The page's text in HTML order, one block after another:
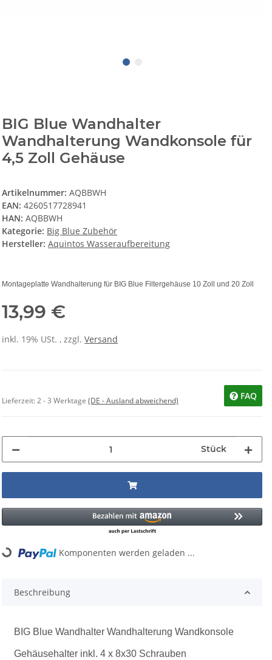
BIG Blue Wandhalter
Wandhalterung Wandkonsole für
4,5 Zoll Gehäuse
Artikelnummer:AQBBWH
EAN: 4260517728941
HAN: AQBBWH
Kategorie: Big Blue Zubehör
Hersteller: Aquintos Wasseraufbereitung
Montageplatte Wandhalterung für BIG Blue Filtergehäuse 10 Zoll und 20 Zoll
13,99 €
inkl. 19% USt. , zzgl.Versand
Lieferzeit:2 - 3 Werktage(DE - Ausland abweichend) FAQ
Stück
Loading... Komponenten werden geladen ...
Beschreibung
BIG Blue Wandhalter Wandhalterung Wandkonsole
Gehäusehalter inkl. 4 x 8x30 Schrauben